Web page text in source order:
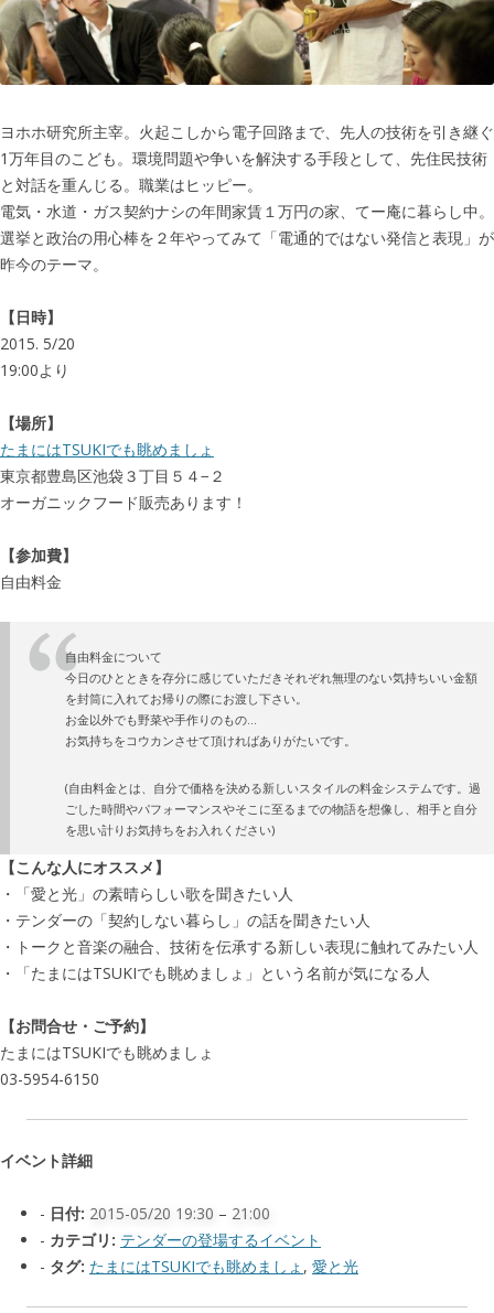
ヨホホ研究所主宰。火起こしから電子回路まで、先人の技術を引き継ぐ
1万年目のこども。環境問題や争いを解決する手段として、先住民技術
と対話を重んじる。職業はヒッピー。
電気・水道・ガス契約ナシの年間家賃１万円の家、てー庵に暮らし中。
選挙と政治の用心棒を２年やってみて「電通的ではない発信と表現」が
昨今のテーマ。
【日時】
2015. 5/20
19:00より
【場所】
たまにはTSUKIでも眺めましょ
東京都豊島区池袋３丁目５４−２
オーガニックフード販売あります！
【参加費】
自由料金
自由料金について
今日のひとときを存分に感じていただきそれぞれ無理のない気持ちいい金額
を封筒に入れてお帰りの際にお渡し下さい。
お金以外でも野菜や手作りのもの…
お気持ちをコウカンさせて頂ければありがたいです。
(自由料金とは、自分で価格を決める新しいスタイルの料金システムです。過
ごした時間やパフォーマンスやそこに至るまでの物語を想像し、相手と自分
を思い計りお気持ちをお入れください)
【こんな人にオススメ】
・「愛と光」の素晴らしい歌を聞きたい人
・テンダーの「契約しない暮らし」の話を聞きたい人
・トークと音楽の融合、技術を伝承する新しい表現に触れてみたい人
・「たまにはTSUKIでも眺めましょ」という名前が気になる人
【お問合せ・ご予約】
たまにはTSUKIでも眺めましょ
03-5954-6150
イベント詳細
日付: 2015-05/20 19:30 – 21:00
カテゴリ: テンダーの登場するイベント
タグ: たまにはTSUKIでも眺めましょ , 愛と光